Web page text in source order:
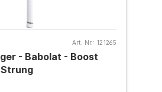
Art. Nr.: 121265
- Babolat - Boost